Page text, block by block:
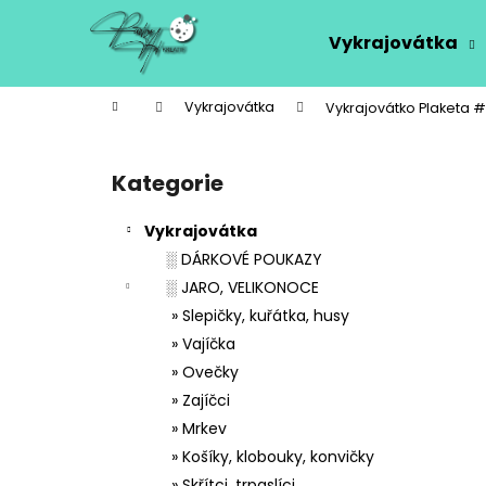
Vykrajovátka
Domů Vykrajovátka Vykrajovátko Plaketa
Přeskočit
kategorie
Kategorie
Vykrajovátka
░ DÁRKOVÉ POUKAZY
░ JARO, VELIKONOCE
» Slepičky, kuřátka, husy
» Vajíčka
» Ovečky
» Zajíčci
» Mrkev
» Košíky, klobouky, konvičky
í
Zpět
do
Zpět
do